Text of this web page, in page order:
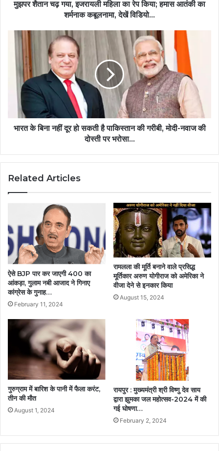
मुझपर शैतान चढ़ गया, इजरायली महिला का रेप किया; हमास आतंकी का
शर्मनाक कबूलनामा, देखें विडियो...
भारत के बिना नहीं दूर हो सकती है पाकिस्तान की गरीबी, मोदी-नवाज की
दोस्ती पर भरोसा...
Related Articles
ऐसे BJP पार कर जाएगी 400 का
आंकड़ा, गुलाम नबी आजाद ने गिनाए
कांग्रेस के गुनाह…
February 11, 2024
रामलला की मूर्ति बनाने वाले प्रसिद्ध
मूर्तिकार अरुण योगीराज को अमेरिका ने
वीजा देने से इनकार किया
August 15, 2024
गुरुग्राम में बारिश के पानी में फैला करंट,
तीन की मौत
August 1, 2024
रायपुर : मुख्यमंत्री श्री विष्णु देव साय
द्वारा झुमका जल महोत्सव-2024 में की
गई घोषणा…
February 2, 2024